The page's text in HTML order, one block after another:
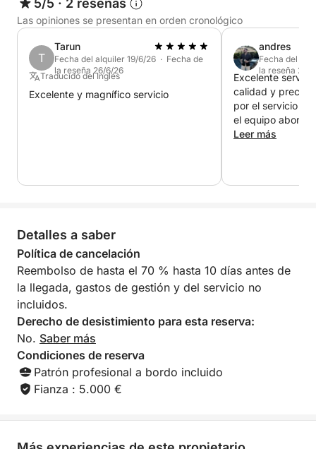
• Amplia bañera
• Salón interior con aire acondicionado
• Plataforma de baño extragrande en popa
⛵ Navegación excepcional a las Islas Lérins y la
Corniche d’Or
Zarpe hacia las famosas Islas Lérins, auténticas
joyas naturales frente a la costa de Cannes.
antes de recorrer la legendaria Corniche d’Or y los
Descubra fondeaderos exclusivos accesibles solo
por mar, en un entorno que combina aguas
turquesas, paisajes agrestes y panoramas
espectaculares.
El Greenline 45 Fly ofrece una navegación
especialmente cómoda y silenciosa, ideal para
disfrutar plenamente del excepcional paisaje de la
Costa Azul.
Experiencia inmersiva y actividades premium
Disfruta de un día que combina relax y deportes
5/5 · 2 reseñas
Las opiniones se presentan en orden cronológico
T
Tarun
Fecha del alquiler 19/6/26 · Fecha de
la reseña 26/6/26
Traducido del Inglés
Excelente y magnífico servicio
andres
Fecha del
la reseña 21/
Excelente
calidad y precio,
por el servicio
el equipo
atención
Leer más
Detalles a saber
Política de cancelación
Reembolso de hasta el 70 % hasta 10 días antes de
la llegada, gastos de gestión y del servicio no
incluidos.
Derecho de desistimiento para esta reserva:
No. Saber más
Condiciones de reserva
Patrón profesional a bordo incluido
Fianza : 5.000 €